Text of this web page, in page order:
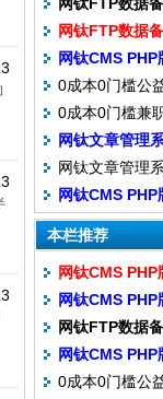
补丁包
网钛FTP数据
载
网钛FTP数据
录&补丁包
网钛CMS
补丁包
0成本0门槛公
《旧衣服回收
家把不要的旧
现，赶紧来换
0成本0门槛兼
务赚佣金》，
两小时做做任
饮料钱都有了
网钛文章管理
版） 免费版
网钛文章管理
下载
网钛CMS
补丁包
本栏推荐
网钛CMS
网钛CMS
网钛FTP数据
网钛CMS
0成本0门槛公